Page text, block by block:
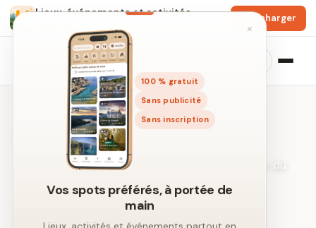
Lieux, événements et activités
Télécharger
×
100 % gratuit
Sans publicité
Sans inscription
Vos spots préférés, à portée de
main
Activités à Angers
Idées de sorties et loisirs dans un rayon autour du
centre-ville.
← Recherche libre par ville